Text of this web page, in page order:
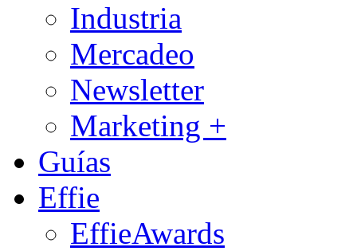
Industria
Mercadeo
Newsletter
Marketing +
Guías
Effie
EffieAwards